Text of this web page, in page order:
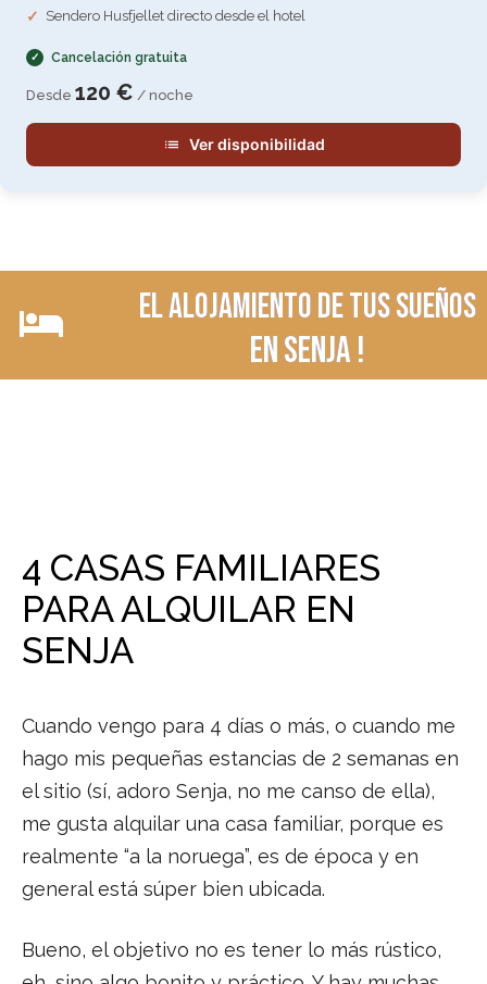
Sendero Husfjellet directo desde el hotel
Cancelación gratuita
Desde 120 € / noche
Ver disponibilidad
El alojamiento de tus sueños
en Senja !
4 CASAS FAMILIARES
PARA ALQUILAR EN
SENJA
Cuando vengo para 4 días o más, o cuando me
hago mis pequeñas estancias de 2 semanas en
el sitio (sí, adoro Senja, no me canso de ella),
me gusta alquilar una casa familiar, porque es
realmente “a la noruega”, es de época y en
general está súper bien ubicada.
Bueno, el objetivo no es tener lo más rústico,